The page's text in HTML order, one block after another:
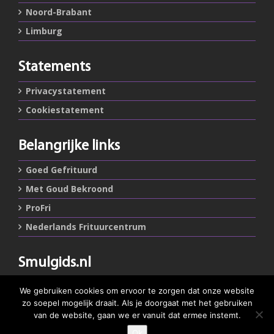
Noord-Brabant
Limburg
Statements
Privacystatement
Cookiestatement
Belangrijke links
Goed Gefrituurd
Met Goud Bekroond
ProFri
Nederlands Frituurcentrum
Smulgids.nl
Blaarthemseweg 72
5502 JW Veldhoven
We gebruiken cookies om ervoor te zorgen dat onze website
zo soepel mogelijk draait. Als je doorgaat met het gebruiken
van de website, gaan we er vanuit dat ermee instemt.